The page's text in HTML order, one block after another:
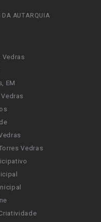
DA AUTARQUIA
Vedras
EM
Vedras